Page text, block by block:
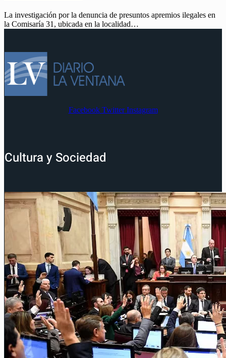
La investigación por la denuncia de presuntos apremios ilegales en
la Comisaría 31, ubicada en la localidad…
Facebook Twitter Instagram
Cultura y Sociedad